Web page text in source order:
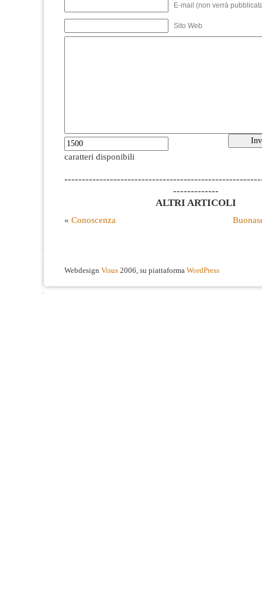
E-mail (non verrà
Sito Web
caratteri disponibili
-------------
ALTRI ARTICOLI
« Conoscenza
Webdesign Visus 2006, su piattaforma WordPress